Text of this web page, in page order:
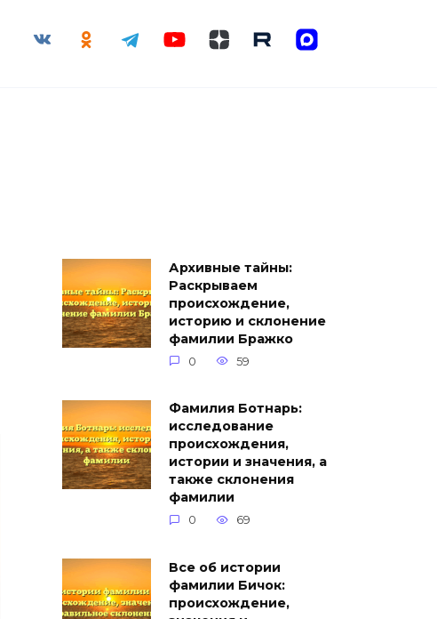
Архивные тайны:
Раскрываем
происхождение,
историю и склонение
фамилии Бражко
0 59
Фамилия Ботнарь:
исследование
происхождения,
истории и значения, а
также склонения
фамилии
0 69
Все об истории
фамилии Бичок:
происхождение,